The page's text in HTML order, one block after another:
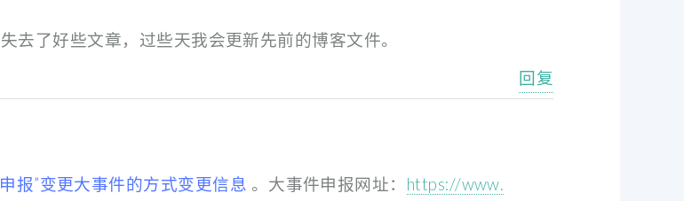
去了好些文章，过些天我会更新先前的博客文件。
回复
报”变更大事件的方式变更信息 。大事件申报网址： https://www.